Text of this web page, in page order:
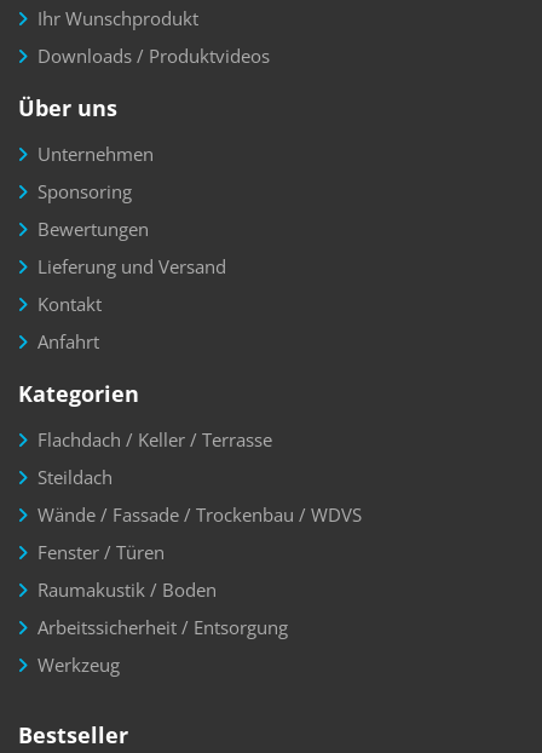
Ihr Wunschprodukt
Downloads / Produktvideos
Über uns
Unternehmen
Sponsoring
Bewertungen
Lieferung und Versand
Kontakt
Anfahrt
Kategorien
Flachdach / Keller / Terrasse
Steildach
Wände / Fassade / Trockenbau / WDVS
Fenster / Türen
Raumakustik / Boden
Arbeitssicherheit / Entsorgung
Werkzeug
Bestseller